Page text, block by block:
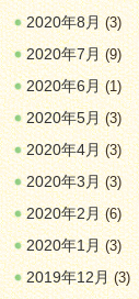
2020年8月(3)
2020年7月(9)
2020年6月(1)
2020年5月(3)
2020年4月(3)
2020年3月(3)
2020年2月(6)
2020年1月(3)
2019年12月(3)